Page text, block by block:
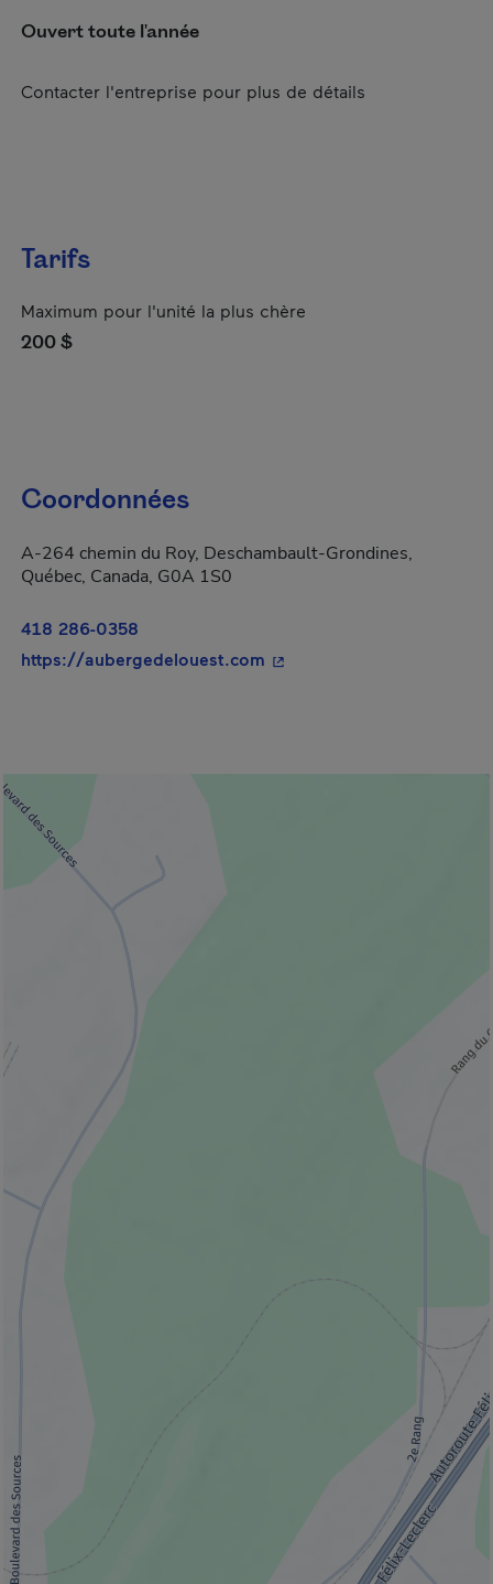
Ouvert toute l'année
Contacter l'entreprise pour plus de détails
Tarifs
Maximum pour l'unité la plus chère
200 $
Coordonnées
A-264 chemin du Roy, Deschambault-Grondines,
Québec, Canada, G0A 1S0
418 286-0358
https://aubergedelouest.com - Cet hyperlien s'ouvrira